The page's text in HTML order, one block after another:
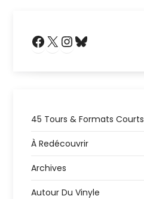
Facebook
X Instagram
45 Tours & Formats Courts
À Redécouvrir
Archives
Autour Du Vinyle